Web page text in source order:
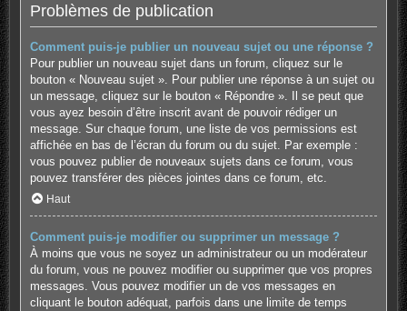
Problèmes de publication
Comment puis-je publier un nouveau sujet ou une réponse ?
Pour publier un nouveau sujet dans un forum, cliquez sur le
bouton « Nouveau sujet ». Pour publier une réponse à un sujet ou
un message, cliquez sur le bouton « Répondre ». Il se peut que
vous ayez besoin d’être inscrit avant de pouvoir rédiger un
message. Sur chaque forum, une liste de vos permissions est
affichée en bas de l’écran du forum ou du sujet. Par exemple :
vous pouvez publier de nouveaux sujets dans ce forum, vous
pouvez transférer des pièces jointes dans ce forum, etc.
Haut
Comment puis-je modifier ou supprimer un message ?
À moins que vous ne soyez un administrateur ou un modérateur
du forum, vous ne pouvez modifier ou supprimer que vos propres
messages. Vous pouvez modifier un de vos messages en
cliquant le bouton adéquat, parfois dans une limite de temps